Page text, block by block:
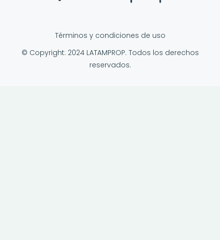
Términos y condiciones de uso
© Copyright: 2024 LATAMPROP. Todos los derechos
reservados.